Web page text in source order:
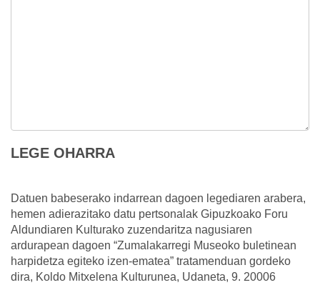
LEGE OHARRA
Datuen babeserako indarrean dagoen legediaren arabera,
hemen adierazitako datu pertsonalak Gipuzkoako Foru
Aldundiaren Kulturako zuzendaritza nagusiaren
ardurapean dagoen “Zumalakarregi Museoko buletinean
harpidetza egiteko izen-ematea” tratamenduan gordeko
dira, Koldo Mitxelena Kulturunea, Udaneta, 9. 20006